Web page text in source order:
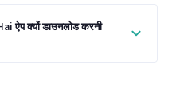
ऐप क्यों डाउनलोड करनी